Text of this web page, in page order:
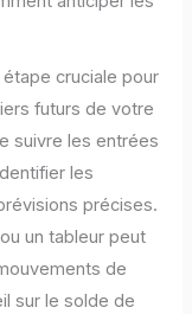
cruciale pour
futurs de votre
suivre les entrées
les
précises.
un tableur peut
de
sur le solde de